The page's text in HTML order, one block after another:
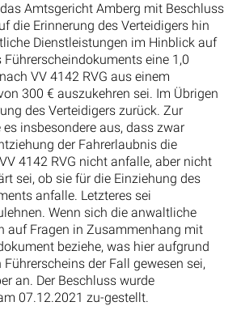
Amtsgericht Amberg mit Beschluss
die Erinnerung des Verteidigers hin
Dienstleistungen im Hinblick auf
eine 1,0
VV 4142 RVG aus einem
300 € auszukehren sei. Im Übrigen
des Verteidigers zurück. Zur
insbesondere aus, dass zwar
der Fahrerlaubnis die
4142 RVG nicht anfalle, aber nicht
sei, ob sie für die Einziehung des
anfalle. Letzteres sei
Wenn sich die anwaltliche
auf Fragen in Zusammenhang mit
beziehe, was hier aufgrund
der Fall gewesen sei,
an. Der Beschluss wurde
07.12.2021 zu-gestellt.